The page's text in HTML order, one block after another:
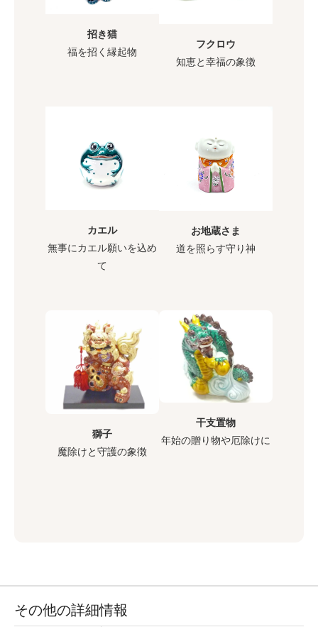
招き猫
福を招く縁起物
フクロウ
知恵と幸福の象徴
カエル
無事にカエル願いを込め
て
お地蔵さま
道を照らす守り神
獅子
魔除けと守護の象徴
干支置物
年始の贈り物や厄除けに
その他の詳細情報